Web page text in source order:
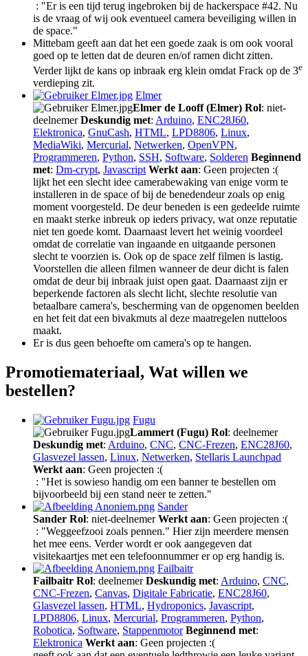
: "Er is een tijd terug ingebroken bij de hackerspace #42. Nu
is de vraag of wij ook eventueel camera beveiliging willen in
de space."
Mittebam geeft aan dat het een goede zaak is om ook vooral
goed op te letten dat de deuren en/of ramen dicht zitten.
Verder lijkt de kans op inbraak erg klein omdat Frack op de 3e
verdieping zit.
Elmer
Elmer de Looff (Elmer) Rol: niet-
deelnemerDeskundig met: Arduino, ENC28J60,
Elektronica, GnuCash, HTML, LPD8806, Linux,
MediaWiki, Mercurial, Netwerken, OpenVPN,
Programmeren, Python, SSH, Software, Solderen Beginnend
met: Dm-crypt, Javascript Werkt aan: Geen projecten :(
lijkt het een slecht idee camerabewaking van enige vorm te
installeren in de space of bij de benedendeur zoals op enig
moment voorgesteld. De deur beneden is een gedeelde ruimte
en maakt sterke inbreuk op ieders privacy, wat onze reputatie
niet ten goede komt. Daarnaast levert het weinig voordeel
omdat de correlatie van ingaande en uitgaande personen
slecht te voorzien is. Ook op de space zelf filmen is lastig.
Voorstellen die alleen filmen wanneer de deur dicht is falen
omdat de deur bij inbraak juist open gaat. Daarnaast zijn er
beperkende factoren als slecht licht, slechte resolutie van
betaalbare camera's, bescherming van de opgenomen beelden
en het feit dat een bivakmuts al deze maatregelen nutteloos
maakt.
Er is dus geen behoefte om camera's op te hangen.
Promotiemateriaal, Wat willen we
bestellen?
Fugu
Lammert (Fugu) Rol: deelnemer
Deskundig met: Arduino, CNC, CNC-Frezen, ENC28J60,
Glasvezel lassen, Linux, Netwerken, Stellaris Launchpad
Werkt aan: Geen projecten :(
: "Het is sowieso handig om een banner te bestellen om
bijvoorbeeld bij een stand neer te zetten."
Sander
Sander Rol: niet-deelnemerWerkt aan: Geen projecten :(
: "Weggeefzooi zoals pennen." Hier zijn meerdere mensen
het mee eens. Verder wordt er ook aangegeven dat
visitekaartjes met een telefoonnummer er op erg handig is.
Failbaitr
Failbaitr Rol: deelnemerDeskundig met: Arduino, CNC,
CNC-Frezen, Canvas, Digitale Fabricatie, ENC28J60,
Glasvezel lassen, HTML, Hydroponics, Javascript,
LPD8806, Linux, Mercurial, Programmeren, Python,
Robotica, Software, Stappenmotor Beginnend met:
Elektronica Werkt aan: Geen projecten :(